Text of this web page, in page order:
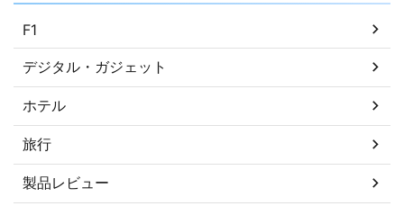
F1
デジタル・ガジェット
ホテル
旅行
製品レビュー